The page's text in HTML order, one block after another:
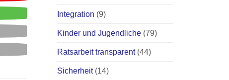
Integration (9)
Kinder und Jugendliche (79)
Ratsarbeit transparent(44)
Sicherheit(14)